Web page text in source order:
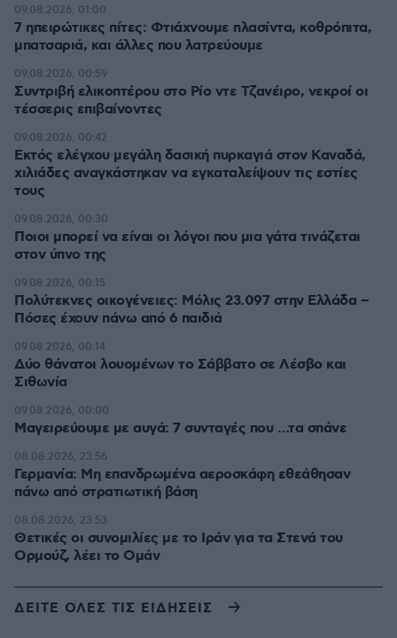
7 ηπειρώτικες πίτες: Φτιάχνουμε πλασίντα, κοθρόπιτα,
μπατσαριά, και άλλες που λατρεύουμε
09.08.2026, 01:00
Συντριβή ελικοπτέρου στο Ρίο ντε Τζανέιρο, νεκροί οι
τέσσερις επιβαίνοντες
09.08.2026, 00:59
Εκτός ελέγχου μεγάλη δασική πυρκαγιά στον Καναδά,
χιλιάδες αναγκάστηκαν να εγκαταλείψουν τις εστίες
τους
09.08.2026, 00:42
Ποιοι μπορεί να είναι οι λόγοι που μια γάτα τινάζεται
στον ύπνο της
09.08.2026, 00:30
Πολύτεκνες οικογένειες: Μόλις 23.097 στην Ελλάδα –
Πόσες έχουν πάνω από 6 παιδιά
09.08.2026, 00:15
Δύο θάνατοι λουομένων το Σάββατο σε Λέσβο και
Σιθωνία
09.08.2026, 00:14
Μαγειρεύουμε με αυγά: 7 συνταγές που …τα σπάνε
09.08.2026, 00:00
Γερμανία: Μη επανδρωμένα αεροσκάφη εθεάθησαν
πάνω από στρατιωτική βάση
08.08.2026, 23:56
Θετικές οι συνομιλίες με το Ιράν για τα Στενά του
Ορμούζ, λέει το Ομάν
08.08.2026, 23:53
ΔΕΙΤΕ ΟΛΕΣ ΤΙΣ ΕΙΔΗΣΕΙΣ